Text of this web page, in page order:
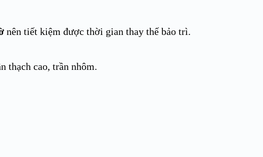
nên tiết kiệm được thời gian thay thế bảo trì.
thạch cao, trần nhôm.